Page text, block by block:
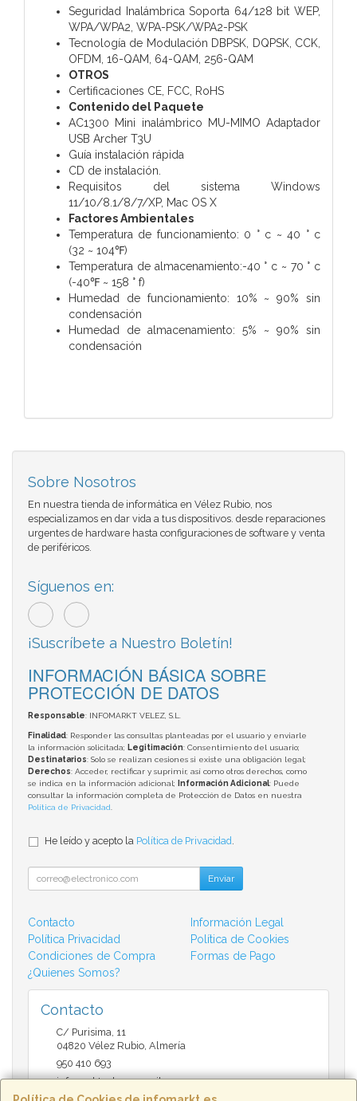
Seguridad Inalámbrica Soporta 64/128 bit WEP,
WPA/WPA2, WPA-PSK/WPA2-PSK
Tecnología de Modulación DBPSK, DQPSK, CCK,
OFDM, 16-QAM, 64-QAM, 256-QAM
OTROS
Certificaciones CE, FCC, RoHS
Contenido del Paquete
AC1300 Mini inalámbrico MU-MIMO Adaptador
USB Archer T3U
Guía instalación rápida
CD de instalación.
Requisitos del sistema Windows
11/10/8.1/8/7/XP, Mac OS X
Factores Ambientales
Temperatura de funcionamiento: 0 ° c ~ 40 ° c
(32 ~ 104℉)
Temperatura de almacenamiento:-40 ° c ~ 70 ° c
(-40℉ ~ 158 ° f)
Humedad de funcionamiento: 10% ~ 90% sin
condensación
Humedad de almacenamiento: 5% ~ 90% sin
condensación
Sobre Nosotros
En nuestra tienda de informática en Vélez Rubio, nos
especializamos en dar vida a tus dispositivos. desde reparaciones
urgentes de hardware hasta configuraciones de software y venta
de periféricos.
Síguenos en:
¡Suscríbete a Nuestro Boletín!
INFORMACIÓN BÁSICA SOBRE
PROTECCIÓN DE DATOS
Responsable: INFOMARKT VELEZ, S.L.
Finalidad: Responder las consultas planteadas por el usuario y enviarle
la información solicitada; Legitimación: Consentimiento del usuario;
Destinatarios: Solo se realizan cesiones si existe una obligación legal;
Derechos: Acceder, rectificar y suprimir, así como otros derechos, como
se indica en la información adicional;
Información Adicional: Puede
consultar la información completa de Protección de Datos en nuestra
Política de Privacidad
He leído y acepto la Política de Privacidad
Enviar
Contacto
Información Legal
Política Privacidad
Política de Cookies
Condiciones de Compra
Formas de Pago
¿Quienes Somos?
Contacto
C/ Purisima, 11
04820 Vélez Rubio Almería
950 410 693
infomarktvelez@gmail.com